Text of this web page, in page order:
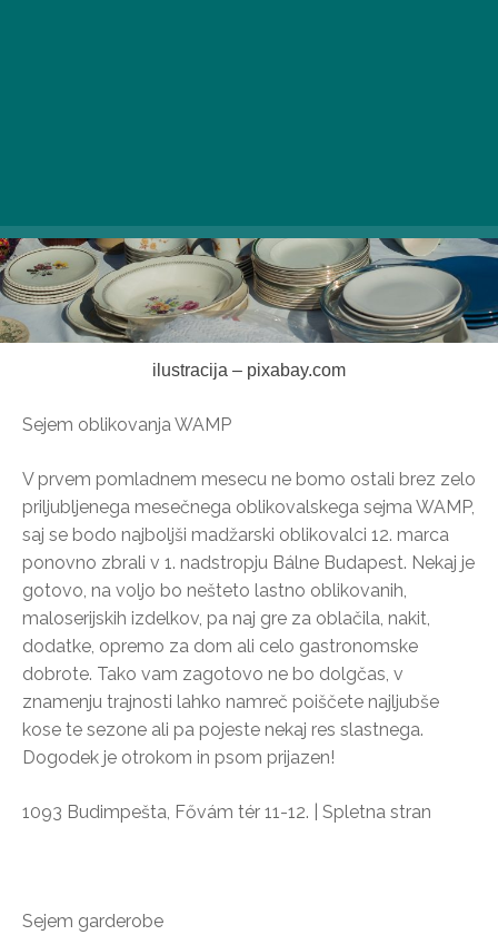
ilustracija – pixabay.com
Sejem oblikovanja WAMP
V prvem pomladnem mesecu ne bomo ostali brez zelo
priljubljenega mesečnega oblikovalskega sejma WAMP,
saj se bodo najboljši madžarski oblikovalci 12. marca
ponovno zbrali v 1. nadstropju Bálne Budapest. Nekaj je
gotovo, na voljo bo nešteto lastno oblikovanih,
maloserijskih izdelkov, pa naj gre za oblačila, nakit,
dodatke, opremo za dom ali celo gastronomske
dobrote. Tako vam zagotovo ne bo dolgčas, v
znamenju trajnosti lahko namreč poiščete najljubše
kose te sezone ali pa pojeste nekaj res slastnega.
Dogodek je otrokom in psom prijazen!
1093 Budimpešta, Fővám tér 11-12. | Spletna stran
Sejem garderobe